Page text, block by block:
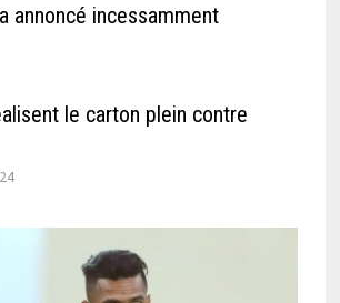
annoncé incessamment
le carton plein contre